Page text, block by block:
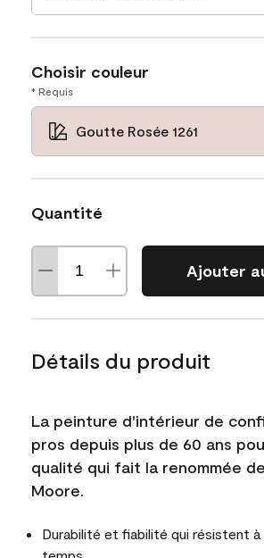
Choisir couleur
* Requis
Goutte Rosée 1261
Quantité
Ajouter
Détails du produit
La peinture d'intérieur de
pros depuis plus de 60 ans
qualité qui fait la renommée
Moore.
Durabilité et fiabilité qui résistent à
temps